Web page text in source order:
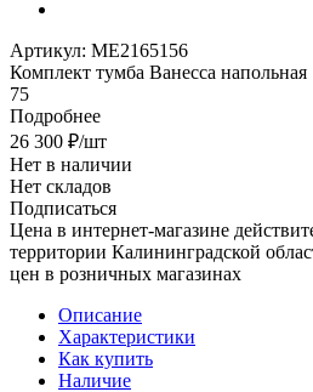
Артикул: МЕ2165156
Комплект тумба Ванесса
75
Подробнее
26 300 ₽/шт
Нет в наличии
Нет складов
Подписаться
Цена в интернет-магазине
территории Калининградской
цен в розничных магазинах
Описание
Характеристики
Как купить
Наличие